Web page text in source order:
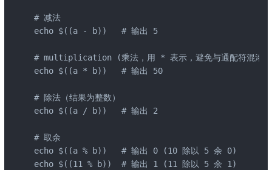
# 减法
echo $((a - b))   # 输出 5
# multiplication (乘法，用 * 表示，避免与通配符混淆)
echo $((a * b))   # 输出 50
# 除法（结果为整数）
echo $((a / b))   # 输出 2
# 取余
echo $((a % b))   # 输出 0 (10 除以 5 余 0)
echo $((11 % b))  # 输出 1 (11 除以 5 余 1)